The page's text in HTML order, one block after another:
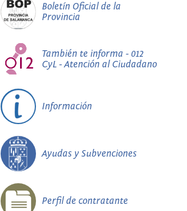
Boletín Oficial de la
Provincia
También te informa - 012
CyL - Atención al Ciudadano
Información
Ayudas y Subvenciones
Perfil de contratante